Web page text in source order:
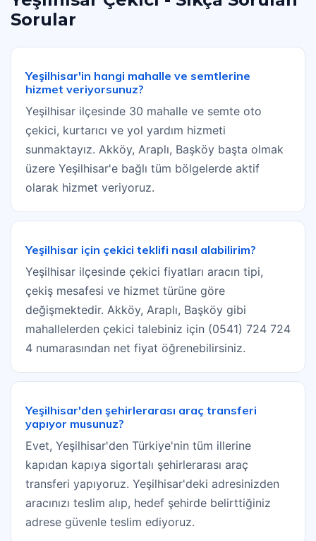
Sorular
Yeşilhisar'in hangi mahalle ve semtlerine
hizmet veriyorsunuz?
Yeşilhisar ilçesinde 30 mahalle ve semte oto
çekici, kurtarıcı ve yol yardım hizmeti
sunmaktayız. Akköy, Araplı, Başköy başta olmak
üzere Yeşilhisar'e bağlı tüm bölgelerde aktif
olarak hizmet veriyoruz.
Yeşilhisar için çekici teklifi nasıl alabilirim?
Yeşilhisar ilçesinde çekici fiyatları aracın tipi,
çekiş mesafesi ve hizmet türüne göre
değişmektedir. Akköy, Araplı, Başköy gibi
mahallelerden çekici talebiniz için (0541) 724 724
4 numarasından net fiyat öğrenebilirsiniz.
Yeşilhisar'den şehirlerarası araç transferi
yapıyor musunuz?
Evet, Yeşilhisar'den Türkiye'nin tüm illerine
kapıdan kapıya sigortalı şehirlerarası araç
transferi yapıyoruz. Yeşilhisar'deki adresinizden
aracınızı teslim alıp, hedef şehirde belirttiğiniz
adrese güvenle teslim ediyoruz.